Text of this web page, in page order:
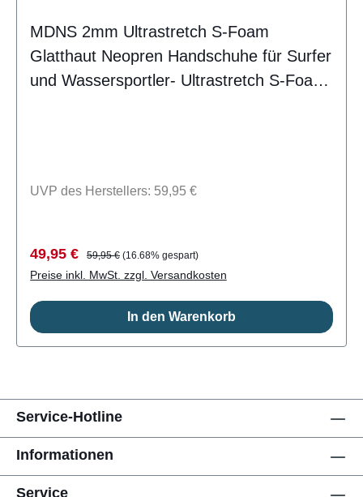
MDNS 2mm Ultrastretch S-Foam
Glatthaut Neopren Handschuhe für Surfer
und Wassersportler- Ultrastretch S-Foam
Handschuhe MDNS CSN9103
UVP des Herstellers: 59,95 €
Verkaufspreis:
49,95 € Regulärer Preis:
59,95 € (16.68% gespart)
Preise inkl. MwSt. zzgl. Versandkosten
In den Warenkorb
Service-Hotline
Informationen
Service